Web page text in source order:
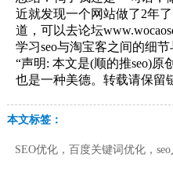
近就发现一个网站做了2年
道，可以去论坛
学习seo与淘宝客之间的细节
“声明: 本文是(顺的推seo)
也是一种美德。转载请保留
本文标签：
SEO优化，百度关键词优化，